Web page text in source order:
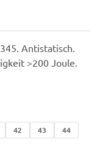
Antistatisch.
>200 Joule.
42 43
44